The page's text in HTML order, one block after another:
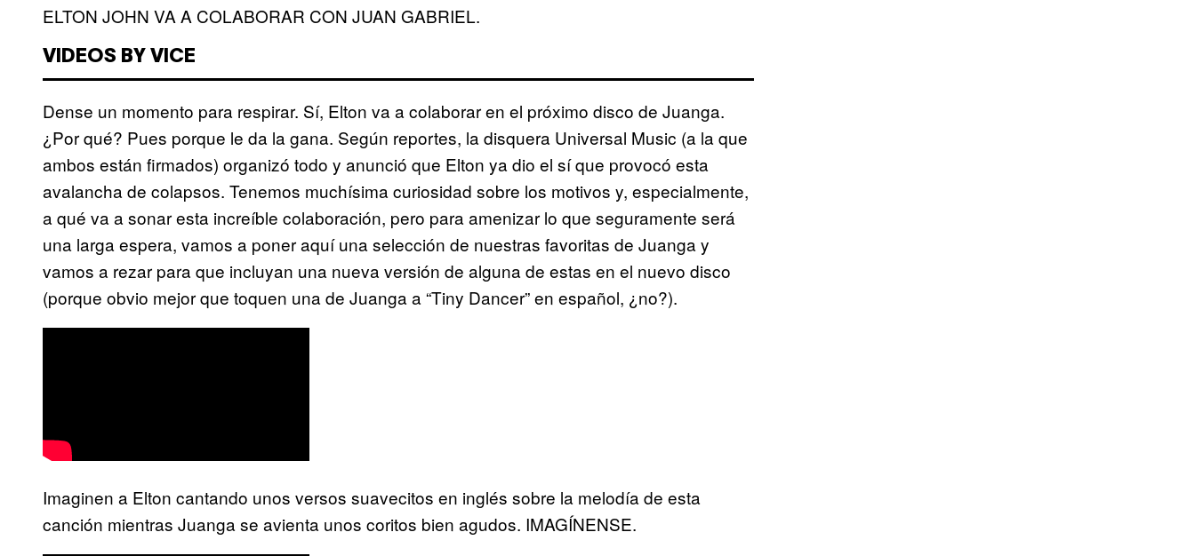
ELTON JOHN VA A COLABORAR CON JUAN GABRIEL.
VIDEOS BY VICE
Dense un momento para respirar. Sí, Elton va a colaborar en el próximo disco de Juanga.
¿Por qué? Pues porque le da la gana. Según reportes, la disquera Universal Music (a la que
ambos están firmados) organizó todo y anunció que Elton ya dio el sí que provocó esta
avalancha de colapsos. Tenemos muchísima curiosidad sobre los motivos y, especialmente,
a qué va a sonar esta increíble colaboración, pero para amenizar lo que seguramente será
una larga espera, vamos a poner aquí una selección de nuestras favoritas de Juanga y
vamos a rezar para que incluyan una nueva versión de alguna de estas en el nuevo disco
(porque obvio mejor que toquen una de Juanga a “Tiny Dancer” en español, ¿no?).
Imaginen a Elton cantando unos versos suavecitos en inglés sobre la melodía de esta
canción mientras Juanga se avienta unos coritos bien agudos. IMAGÍNENSE.